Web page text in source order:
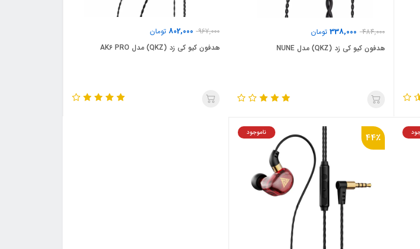
484,000
338,000 تومان
هدفون کیو کی زد (QKZ) مدل NUNE
967,000
802,000 تومان
هدفون کیو کی زد (QKZ) مدل AK6 PRO
44٪ ناموجود